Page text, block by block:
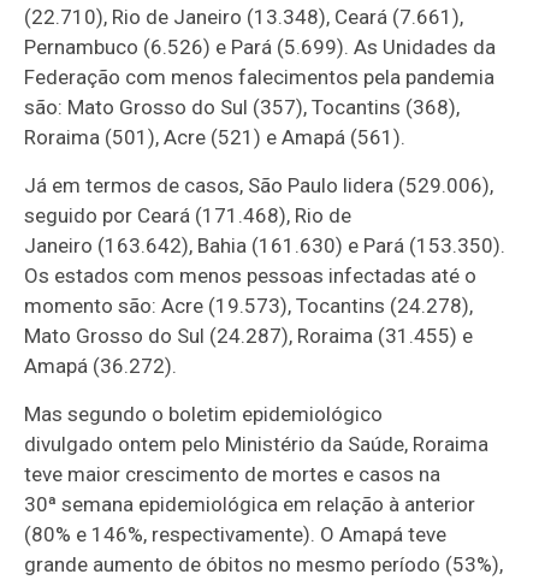
(22.710), Rio de Janeiro (13.348), Ceará (7.661),
Pernambuco (6.526) e Pará (5.699). As Unidades da
Federação com menos falecimentos pela pandemia
são: Mato Grosso do Sul (357), Tocantins (368),
Roraima (501), Acre (521) e Amapá (561).
Já em termos de casos, São Paulo lidera (529.006),
seguido por Ceará (171.468), Rio de
Janeiro (163.642), Bahia (161.630) e Pará (153.350).
Os estados com menos pessoas infectadas até o
momento são: Acre (19.573), Tocantins (24.278),
Mato Grosso do Sul (24.287), Roraima (31.455) e
Amapá (36.272).
Mas segundo o boletim epidemiológico
divulgado ontem pelo Ministério da Saúde, Roraima
teve maior crescimento de mortes e casos na
30ª semana epidemiológica em relação à anterior
(80% e 146%, respectivamente). O Amapá teve
grande aumento de óbitos no mesmo período (53%),